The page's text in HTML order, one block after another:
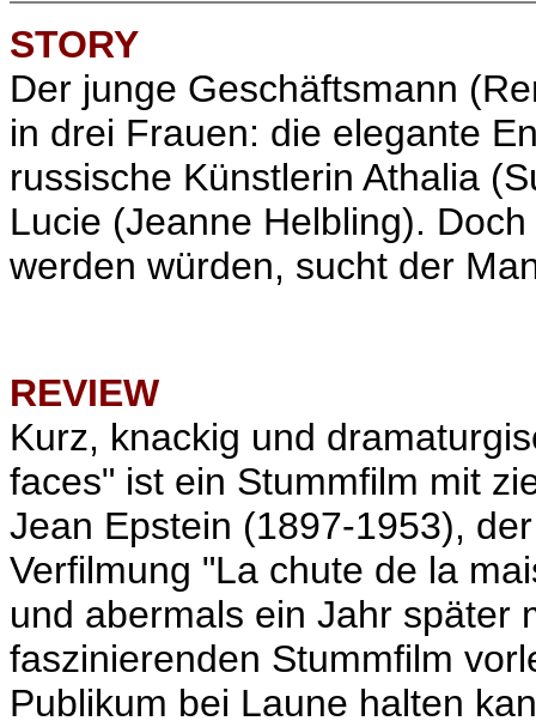
STORY
Der junge Geschäftsmann
in drei Frauen: die elegante
russische Künstlerin Athalia
Lucie (Jeanne Helbling).
werden würden, sucht der
REVIEW
Kurz, knackig und
faces" ist ein Stummfilm mit
Jean Epstein (1897-1953),
Verfilmung "La chute de la
und abermals ein Jahr später
faszinierenden Stummfilm
Publikum bei Laune halten